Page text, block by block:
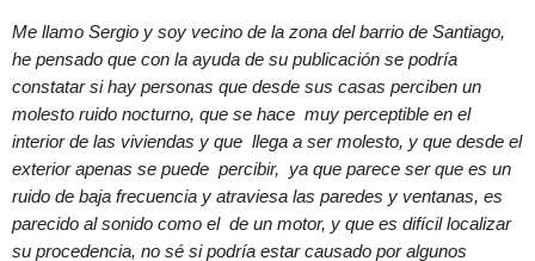
Me llamo Sergio y soy vecino de la zona del barrio de Santiago,
he pensado que con la ayuda de su publicación se podría
constatar si hay personas que desde sus casas perciben un
molesto ruido nocturno, que se hace muy perceptible en el
interior de las viviendas y que llega a ser molesto, y que desde el
exterior apenas se puede percibir, ya que parece ser que es un
ruido de baja frecuencia y atraviesa las paredes y ventanas, es
parecido al sonido como el de un motor, y que es difícil localizar
su procedencia, no sé si podría estar causado por algunos